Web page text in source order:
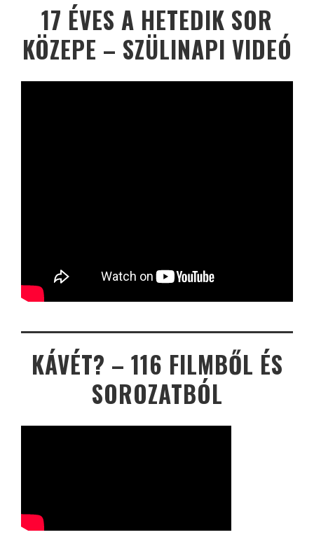
17 ÉVES A HETEDIK SOR
KÖZEPE – SZÜLINAPI VIDEÓ
KÁVÉT? – 116 FILMBŐL ÉS
SOROZATBÓL